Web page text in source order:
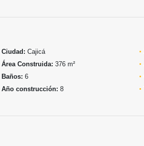
Ciudad: Cajicá
Área Construida: 376 m²
Baños: 6
Año construcción: 8